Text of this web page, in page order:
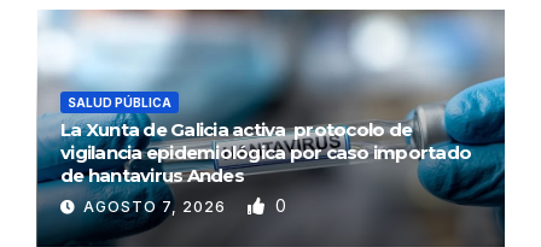
SALUD PÚBLICA
La Xunta de Galicia activa protocolo de
vigilancia epidemiológica por caso importado
de hantavirus Andes
AGOSTO 7, 2026 0